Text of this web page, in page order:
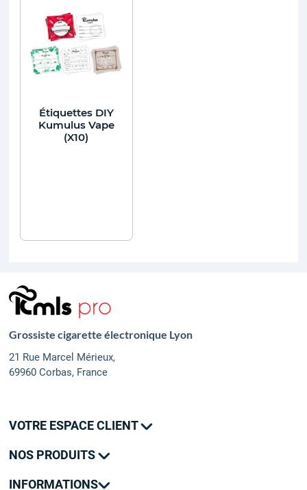
Étiquettes DIY
Kumulus Vape
(X10)
Grossiste cigarette électronique Lyon
21 Rue Marcel Mérieux,
69960 Corbas, France
VOTRE ESPACE CLIENT
Mes adresses
NOS PRODUITS
INFORMATIONS